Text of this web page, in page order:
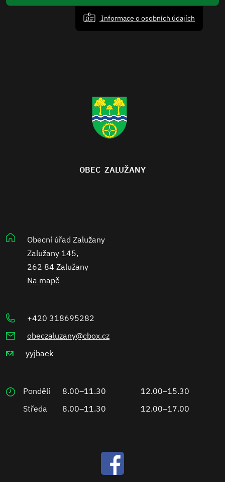
Informace o osobních údajích
OBEC ZALUŽANY
Obecní úřad Zalužany
Zalužany 145,
262 84 Zalužany
Na mapě
+420 318695282
obeczaluzany@cbox.cz
yyjbaek
Pondělí 8.00–11.30
12.00–15.30
Středa
8.00–11.30 12.00–17.00